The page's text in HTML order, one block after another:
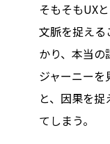
そもそもUX
文脈を捉える
かり、本当
ジャーニー
と、因果を
てしまう。